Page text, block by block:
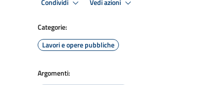
Condividi Vedi azioni
Categorie:
Lavori e opere pubbliche
Argomenti: